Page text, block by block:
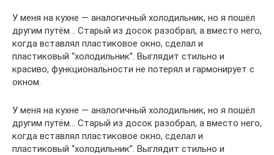
У меня на кухне — аналогичный холодильник, но я пошёл
другим путём… Старый из досок разобрал, а вместо него,
когда вставлял пластиковое окно, сделал и
пластиковый “холодильник”. Выглядит стильно и
красиво, функциональности не потерял и гармонирует с
окном.
У меня на кухне — аналогичный холодильник, но я пошёл
другим путём… Старый из досок разобрал, а вместо него,
когда вставлял пластиковое окно, сделал и
пластиковый “холодильник”. Выглядит стильно и